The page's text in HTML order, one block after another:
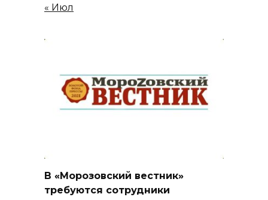
« Июл
В «Морозовский вестник»
требуются сотрудники